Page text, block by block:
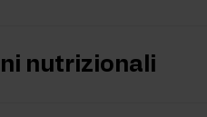
nutrizionali